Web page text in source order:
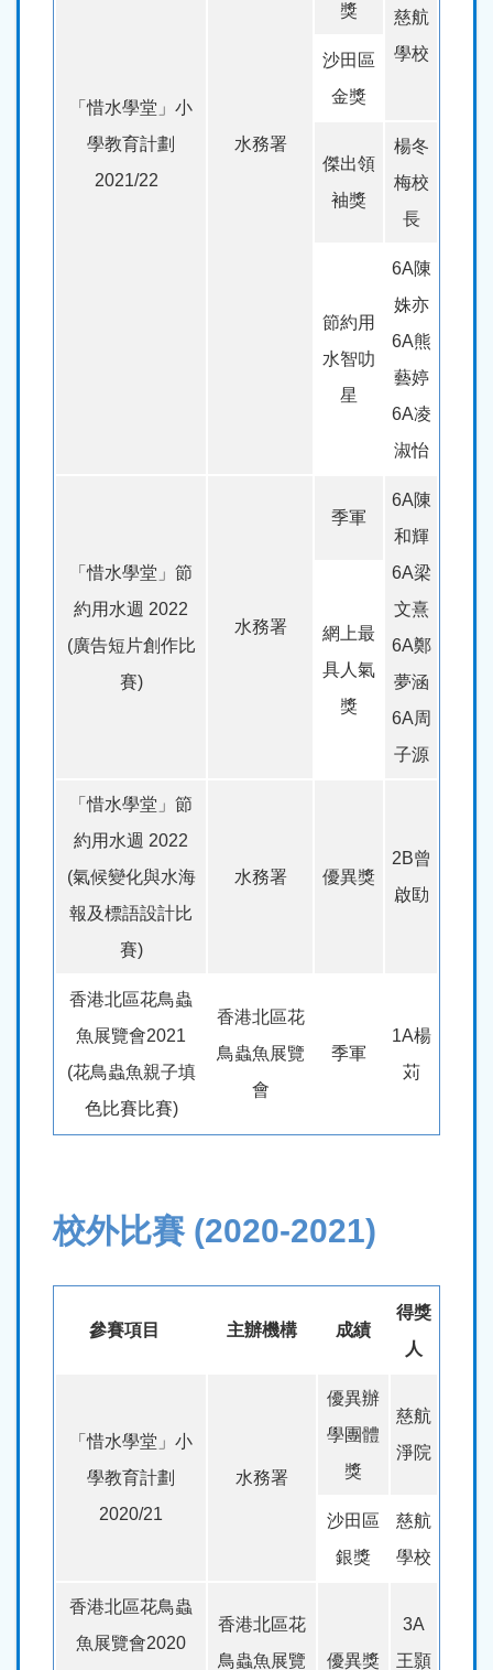
「惜水學堂」小
學教育計劃
2021/22
水務署
獎
慈航
學校
沙田區
金獎
傑出領
袖獎
楊冬
梅校
長
節約用
水智叻
星
6A陳
姝亦
6A熊
藝婷
6A凌
淑怡
「惜水學堂」節
約用水週 2022
(廣告短片創作比
賽)
水務署
季軍
6A陳
和輝
6A梁
文熹
6A鄭
夢涵
6A周
子源
網上最
具人氣
獎
「惜水學堂」節
約用水週 2022
(氣候變化與水海
報及標語設計比
賽)
水務署 優異獎
2B曾
啟劻
香港北區花鳥蟲
魚展覽會2021
(花鳥蟲魚親子填
色比賽比賽)
香港北區花
鳥蟲魚展覽
會
季軍
1A楊
苅
校外比賽 (2020-2021)
參賽項目 主辦機構 成績
得獎
人
「惜水學堂」小
學教育計劃
2020/21
水務署
優異辦
學團體
獎
慈航
淨院
沙田區
銀獎
慈航
學校
香港北區花鳥蟲
魚展覽會2020
香港北區花
鳥蟲魚展覽
優異獎
3A
王顥